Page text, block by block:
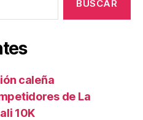
caleña
de La
10K